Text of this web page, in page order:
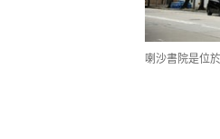
喇沙書院是位